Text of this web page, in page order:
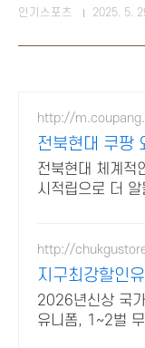
인기스포츠 2025. 5.
http://
전북현대 쿠팡
전북현대 체계적
시적립으로 더
http://
지구최강할인
24시간 상담가
2026년신상 국
유니폼, 1~2벌